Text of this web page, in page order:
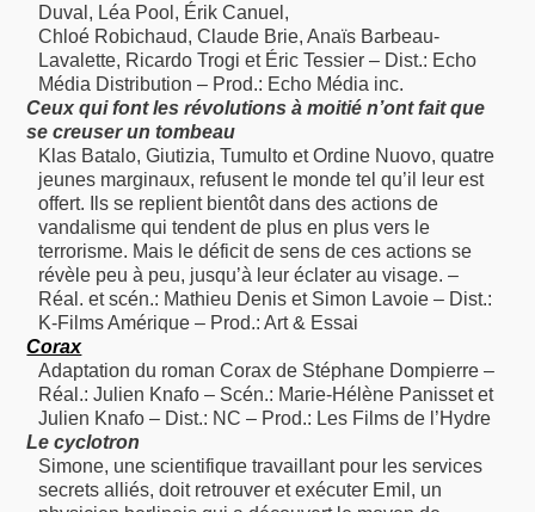
Duval, Léa Pool, Érik Canuel,
Chloé Robichaud, Claude Brie, Anaïs Barbeau-
Lavalette, Ricardo Trogi et Éric Tessier – Dist.: Echo
Média Distribution – Prod.: Echo Média inc.
Ceux qui font les révolutions à moitié n’ont fait que
se creuser un tombeau
Klas Batalo, Giutizia, Tumulto et Ordine Nuovo, quatre
jeunes marginaux, refusent le monde tel qu’il leur est
offert. Ils se replient bientôt dans des actions de
vandalisme qui tendent de plus en plus vers le
terrorisme. Mais le déficit de sens de ces actions se
révèle peu à peu, jusqu’à leur éclater au visage. –
Réal. et scén.: Mathieu Denis et Simon Lavoie – Dist.:
K-Films Amérique – Prod.: Art & Essai
Corax
Adaptation du roman Corax de Stéphane Dompierre –
Réal.: Julien Knafo – Scén.: Marie-Hélène Panisset et
Julien Knafo – Dist.: NC – Prod.: Les Films de l’Hydre
Le cyclotron
Simone, une scientifique travaillant pour les services
secrets alliés, doit retrouver et exécuter Emil, un